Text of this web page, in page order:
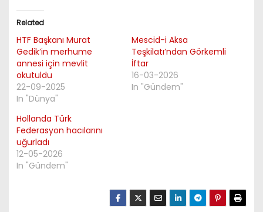
Related
HTF Başkanı Murat
Gedik’in merhume
annesi için mevlit
okutuldu
22-09-2025
In "Dünya"
Mescid-i Aksa
Teşkilatı’ndan Görkemli
İftar
16-03-2026
In "Gündem"
Hollanda Türk
Federasyon hacılarını
uğurladı
12-05-2026
In "Gündem"